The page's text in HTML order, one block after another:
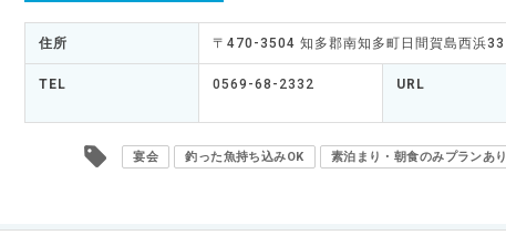
住所 〒470-3504 知多郡南知多町日間賀島西浜33
TEL 0569-68-2332 URL
宴会 釣った魚持ち込みOK 素泊まり・朝食のみプランあり